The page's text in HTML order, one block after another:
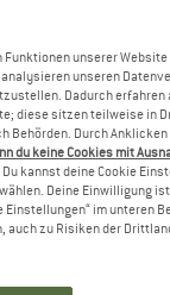
SICH AUCH AN
Funktionen unserer Website
unseren
Dadurch erfahren
diese sitzen teilweise in
Behörden. Durch Anklicken
du keine Cookies mit
Du kannst deine Cookie
Deine Einwilligung
im unteren
auch zu Risiken der